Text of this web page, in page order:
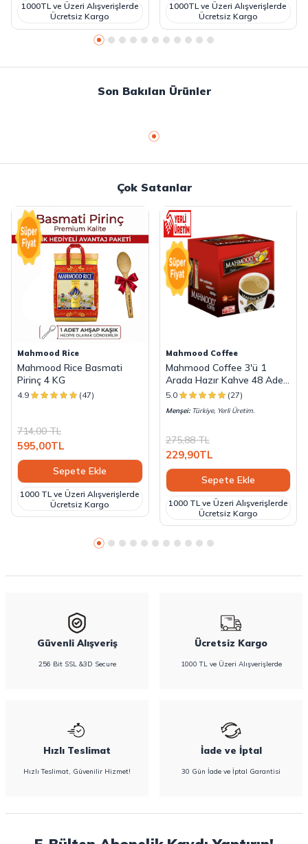
1000TL ve Üzeri Alışverişlerde
Ücretsiz Kargo
1000TL ve Üzeri Alışverişlerde
Ücretsiz Kargo
Son Bakılan Ürünler
Çok Satanlar
Mahmood Rice
Mahmood Rice Basmati
Pirinç 4 KG
4.9 (47)
714,00TL
595,00TL
Sepete Ekle
1000 TL ve Üzeri Alışverişlerde
Ücretsiz Kargo
Mahmood Coffee
Mahmood Coffee 3'ü 1
Arada Hazır Kahve 48 Adet
x 18 G
5.0 (27)
Menşei:Türkiye, Yerli Üretim.
275,88TL
229,90TL
Sepete Ekle
1000 TL ve Üzeri Alışverişlerde
Ücretsiz Kargo
Güvenli Alışveriş
256 Bit SSL &3D Secure
Ücretsiz Kargo
1000 TL ve Üzeri Alışverişlerde
Hızlı Teslimat
Hızlı Teslimat, Güvenilir Hizmet!
İade ve İptal
30 Gün İade ve İptal Garantisi